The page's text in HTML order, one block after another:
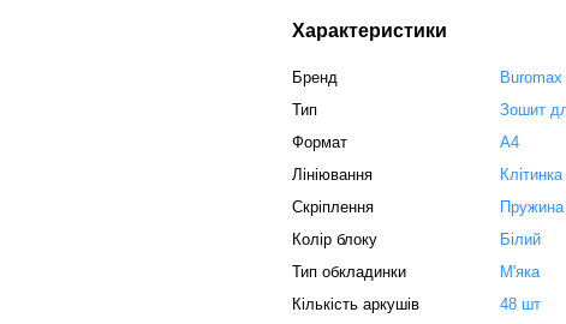
Характеристики
Бренд
Buromax
Тип
Зошит
Формат
А4
Лініювання
Клітинка
Скріплення
Пружина
Колір блоку
Білий
Тип обкладинки
М'яка
Кількість аркушів
48 шт